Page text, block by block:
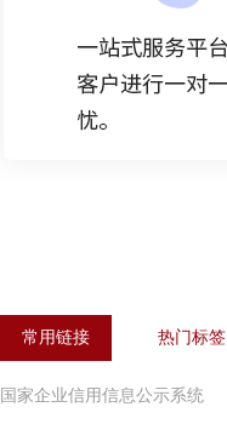
常用链接 热门标签
国家企业信用信息公示系统